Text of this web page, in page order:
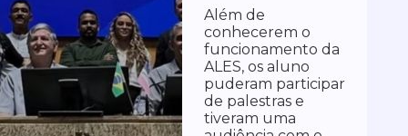
Além de
conhecerem o
funcionamento da
ALES, os aluno
puderam participar
de palestras e
tiveram uma